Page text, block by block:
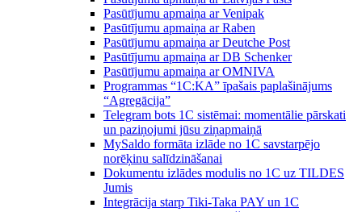
Pasūtījumu apmaiņa ar Venipak
Pasūtījumu apmaiņa ar Raben
Pasūtījumu apmaiņa ar Deutche Post
Pasūtījumu apmaiņa ar DB Schenker
Pasūtījumu apmaiņa ar OMNIVA
Programmas “1C:KA” īpašais paplašinājums
“Agregācija”
Telegram bots 1C sistēmai: momentālie pārskati
un paziņojumi jūsu ziņapmaiņā
MySaldo formāta izlāde no 1C savstarpējo
norēķinu salīdzināšanai
Dokumentu izlādes modulis no 1C uz TILDES
Jumis
Integrācija starp Tiki-Taka PAY un 1C